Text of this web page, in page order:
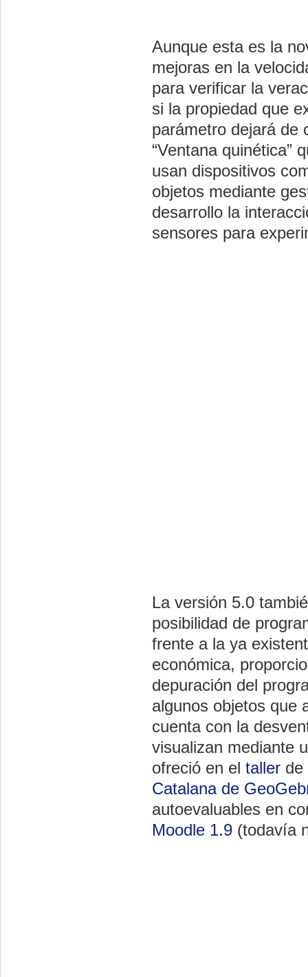
Aunque esta es la
mejoras en la
para verificar la
si la propiedad que
parámetro dejará de
“Ventana quinética”
usan dispositivos
objetos mediante
desarrollo la
sensores para
La versión 5.0
posibilidad de
frente a la ya
económica,
depuración del
algunos objetos que
cuenta con la
visualizan mediante
ofreció en el taller de
Catalana de
autoevaluables en
Moodle 1.9 (todavía